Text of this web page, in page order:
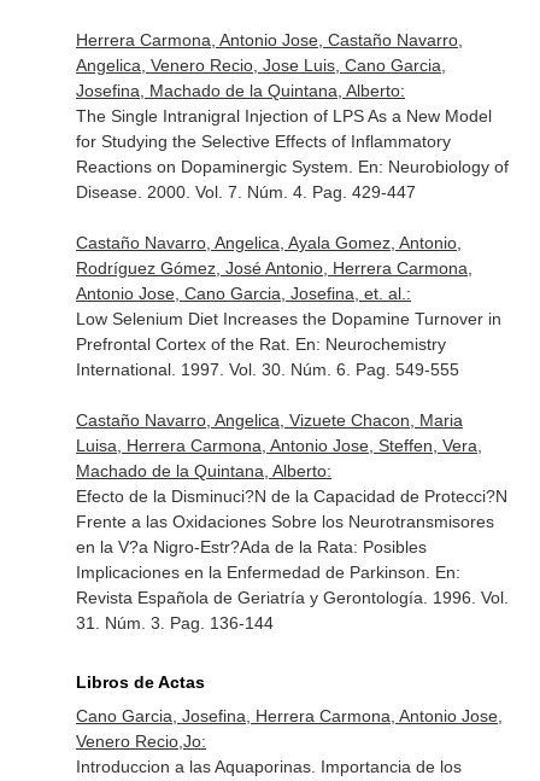
Herrera Carmona, Antonio Jose, Castaño Navarro,
Angelica, Venero Recio, Jose Luis, Cano Garcia,
Josefina, Machado de la Quintana, Alberto:
The Single Intranigral Injection of LPS As a New Model
for Studying the Selective Effects of Inflammatory
Reactions on Dopaminergic System. En: Neurobiology of
Disease. 2000. Vol. 7. Núm. 4. Pag. 429-447
Castaño Navarro, Angelica, Ayala Gomez, Antonio,
Rodríguez Gómez, José Antonio, Herrera Carmona,
Antonio Jose, Cano Garcia, Josefina, et. al.:
Low Selenium Diet Increases the Dopamine Turnover in
Prefrontal Cortex of the Rat. En: Neurochemistry
International. 1997. Vol. 30. Núm. 6. Pag. 549-555
Castaño Navarro, Angelica, Vizuete Chacon, Maria
Luisa, Herrera Carmona, Antonio Jose, Steffen, Vera,
Machado de la Quintana, Alberto:
Efecto de la Disminuci?N de la Capacidad de Protecci?N
Frente a las Oxidaciones Sobre los Neurotransmisores
en la V?a Nigro-Estr?Ada de la Rata: Posibles
Implicaciones en la Enfermedad de Parkinson. En:
Revista Española de Geriatría y Gerontología . 1996. Vol.
31. Núm. 3. Pag. 136-144
Libros de Actas
Cano Garcia, Josefina, Herrera Carmona, Antonio Jose,
Venero Recio,Jo:
Introduccion a las Aquaporinas. Importancia de los